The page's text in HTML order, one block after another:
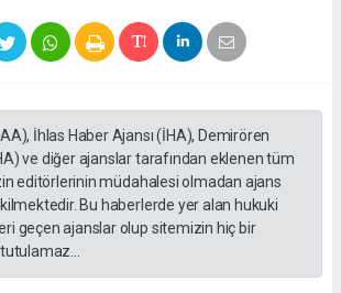
İhlas Haber Ajansı (İHA), Demirören
ve diğer ajanslar tarafından eklenen tüm
editörlerinin müdahalesi olmadan ajans
Bu haberlerde yer alan hukuki
geçen ajanslar olup sitemizin hiç bir